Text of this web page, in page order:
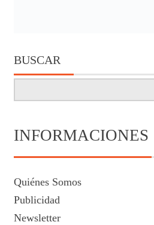
BUSCAR
INFORMACIONES
Quiénes Somos
Publicidad
Newsletter